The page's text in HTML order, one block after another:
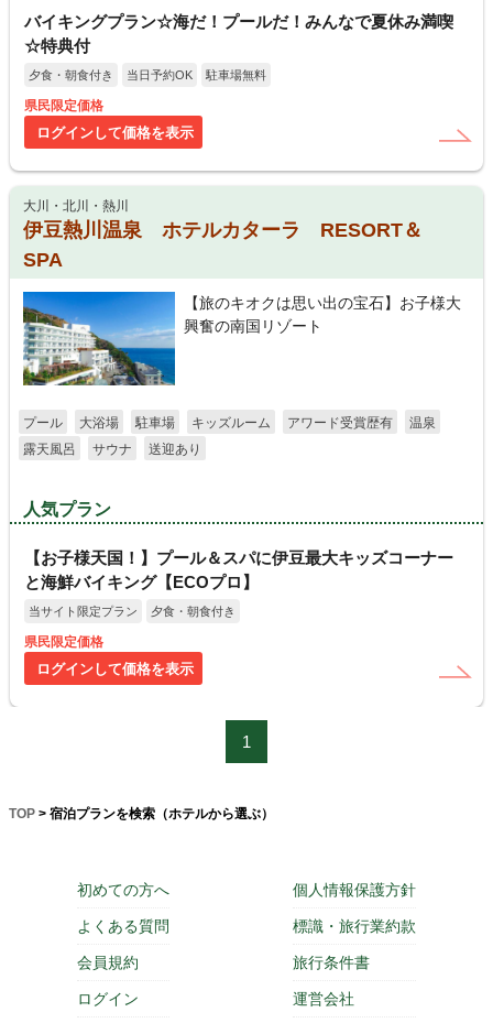
バイキングプラン☆海だ！プールだ！みんなで夏休み満喫
☆特典付
夕食・朝食付き 当日予約OK 駐車場無料
県民限定価格
ログインして価格を表示
大川・北川・熱川
伊豆熱川温泉 ホテルカターラ RESORT＆
SPA
【旅のキオクは思い出の宝石】お子様大
興奮の南国リゾート
プール 大浴場 駐車場 キッズルーム アワード受賞歴有
温泉
露天風呂
サウナ 送迎あり
人気プラン
【お子様天国！】プール＆スパに伊豆最大キッズコーナー
と海鮮バイキング【ECOプロ】
当サイト限定プラン 夕食・朝食付き
県民限定価格
ログインして価格を表示
1
TOP > 宿泊プランを検索（ホテルから選ぶ）
初めての方へ
よくある質問
会員規約
ログイン
個人情報保護方針
標識・旅行業約款
旅行条件書
運営会社